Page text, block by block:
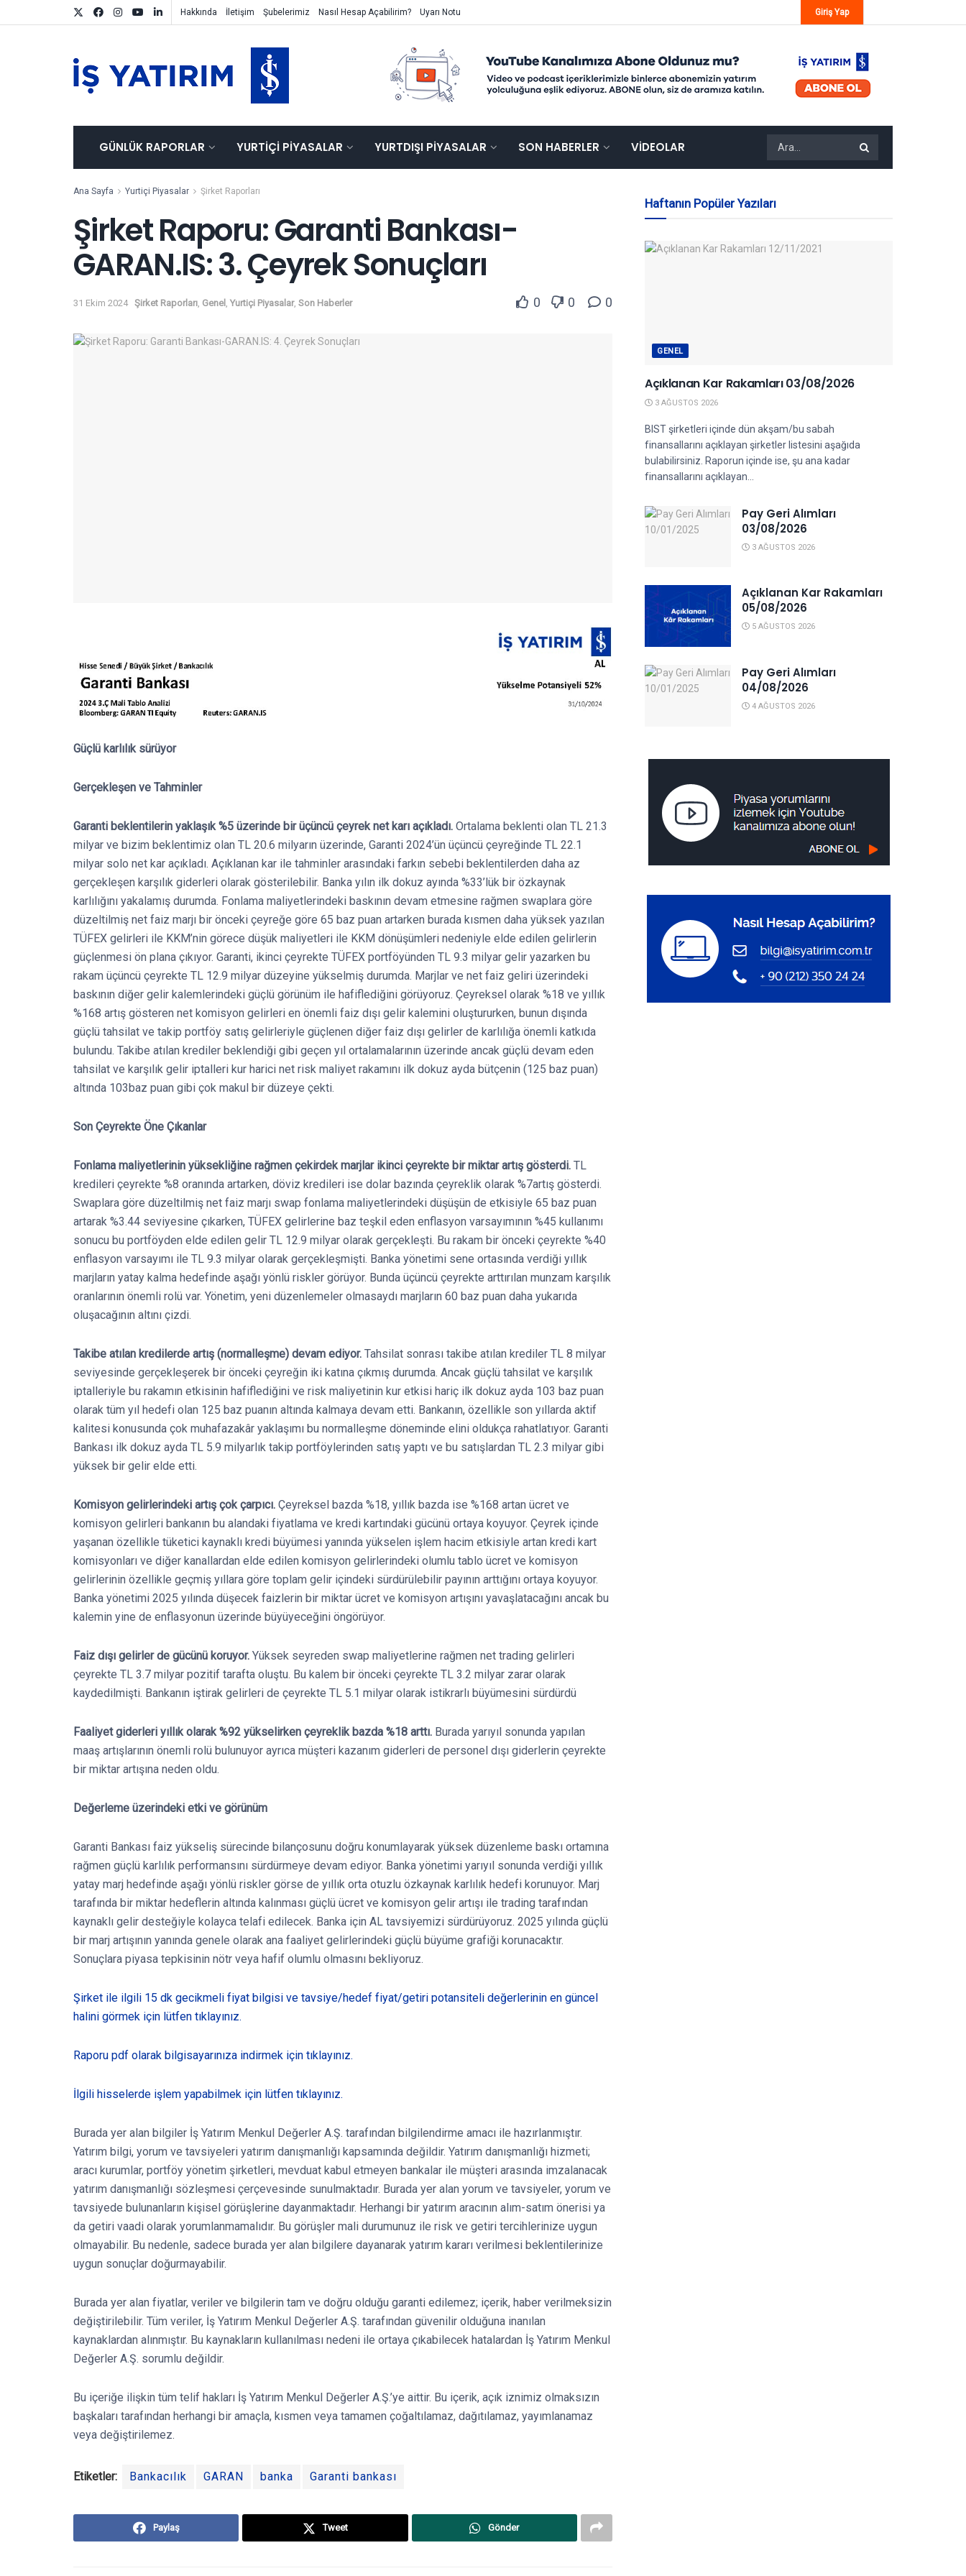
Hakkında İletişim Şubelerimiz Nasıl Hesap Açabilirim? Uyarı Notu Giriş Yap
GÜNLÜK RAPORLAR YURTIÇI PIYASALAR YURTDIŞI PIYASALAR SON HABERLER VIDEOLAR
Ana Sayfa Yurtiçi Piyasalar Şirket Raporları
Şirket Raporu: Garanti Bankası-
GARAN.IS: 3. Çeyrek Sonuçları
31 Ekim 2024 Şirket Raporları Genel Yurtiçi Piyasalar, Son Haberler 0 0 0
Güçlü karlılık sürüyor
Gerçekleşen ve Tahminler
Garanti beklentilerin yaklaşık %5 üzerinde bir üçüncü çeyrek net karı açıkladı. Ortalama beklenti olan TL 21.3
milyar ve bizim beklentimiz olan TL 20.6 milyarın üzerinde, Garanti 2024’ün üçüncü çeyreğinde TL 22.1
milyar solo net kar açıkladı. Açıklanan kar ile tahminler arasındaki farkın sebebi beklentilerden daha az
gerçekleşen karşılık giderleri olarak gösterilebilir. Banka yılın ilk dokuz ayında %33’lük bir özkaynak
karlılığını yakalamış durumda. Fonlama maliyetlerindeki baskının devam etmesine rağmen swaplara göre
düzeltilmiş net faiz marjı bir önceki çeyreğe göre 65 baz puan artarken burada kısmen daha yüksek yazılan
TÜFEX gelirleri ile KKM’nin görece düşük maliyetleri ile KKM dönüşümleri nedeniyle elde edilen gelirlerin
güçlenmesi ön plana çıkıyor. Garanti, ikinci çeyrekte TÜFEX portföyünden TL 9.3 milyar gelir yazarken bu
rakam üçüncü çeyrekte TL 12.9 milyar düzeyine yükselmiş durumda. Marjlar ve net faiz geliri üzerindeki
baskının diğer gelir kalemlerindeki güçlü görünüm ile hafiflediğini görüyoruz. Çeyreksel olarak %18 ve yıllık
%168 artış gösteren net komisyon gelirleri en önemli faiz dışı gelir kalemini oluştururken, bunun dışında
güçlü tahsilat ve takip portföy satış gelirleriyle güçlenen diğer faiz dışı gelirler de karlılığa önemli katkıda
bulundu. Takibe atılan krediler beklendiği gibi geçen yıl ortalamalarının üzerinde ancak güçlü devam eden
tahsilat ve karşılık gelir iptalleri kur harici net risk maliyet rakamını ilk dokuz ayda bütçenin (125 baz puan)
altında 103baz puan gibi çok makul bir düzeye çekti.
Son Çeyrekte Öne Çıkanlar
Fonlama maliyetlerinin yüksekliğine rağmen çekirdek marjlar ikinci çeyrekte bir miktar artış gösterdi. TL
kredileri çeyrekte %8 oranında artarken, döviz kredileri ise dolar bazında çeyreklik olarak %7artış gösterdi.
Swaplara göre düzeltilmiş net faiz marjı swap fonlama maliyetlerindeki düşüşün de etkisiyle 65 baz puan
artarak %3.44 seviyesine çıkarken, TÜFEX gelirlerine baz teşkil eden enflasyon varsayımının %45 kullanımı
sonucu bu portföyden elde edilen gelir TL 12.9 milyar olarak gerçekleşti. Bu rakam bir önceki çeyrekte %40
enflasyon varsayımı ile TL 9.3 milyar olarak gerçekleşmişti. Banka yönetimi sene ortasında verdiği yıllık
marjların yatay kalma hedefinde aşağı yönlü riskler görüyor. Bunda üçüncü çeyrekte arttırılan munzam karşılık
oranlarının önemli rolü var. Yönetim, yeni düzenlemeler olmasaydı marjların 60 baz puan daha yukarıda
oluşacağının altını çizdi.
Takibe atılan kredilerde artış (normalleşme) devam ediyor. Tahsilat sonrası takibe atılan krediler TL 8 milyar
seviyesinde gerçekleşerek bir önceki çeyreğin iki katına çıkmış durumda. Ancak güçlü tahsilat ve karşılık
iptalleriyle bu rakamın etkisinin hafiflediğini ve risk maliyetinin kur etkisi hariç ilk dokuz ayda 103 baz puan
olarak tüm yıl hedefi olan 125 baz puanın altında kalmaya devam etti. Bankanın, özellikle son yıllarda aktif
kalitesi konusunda çok muhafazakâr yaklaşımı bu normalleşme döneminde elini oldukça rahatlatıyor. Garanti
Bankası ilk dokuz ayda TL 5.9 milyarlık takip portföylerinden satış yaptı ve bu satışlardan TL 2.3 milyar gibi
yüksek bir gelir elde etti.
Komisyon gelirlerindeki artış çok çarpıcı. Çeyreksel bazda %18, yıllık bazda ise %168 artan ücret ve
komisyon gelirleri bankanın bu alandaki fiyatlama ve kredi kartındaki gücünü ortaya koyuyor. Çeyrek içinde
yaşanan özellikle tüketici kaynaklı kredi büyümesi yanında yükselen işlem hacim etkisiyle artan kredi kart
komisyonları ve diğer kanallardan elde edilen komisyon gelirlerindeki olumlu tablo ücret ve komisyon
gelirlerinin özellikle geçmiş yıllara göre toplam gelir içindeki sürdürülebilir payının arttığını ortaya koyuyor.
Banka yönetimi 2025 yılında düşecek faizlerin bir miktar ücret ve komisyon artışını yavaşlatacağını ancak bu
kalemin yine de enflasyonun üzerinde büyüyeceğini öngörüyor.
Faiz dışı gelirler de gücünü koruyor. Yüksek seyreden swap maliyetlerine rağmen net trading gelirleri
çeyrekte TL 3.7 milyar pozitif tarafta oluştu. Bu kalem bir önceki çeyrekte TL 3.2 milyar zarar olarak
kaydedilmişti. Bankanın iştirak gelirleri de çeyrekte TL 5.1 milyar olarak istikrarlı büyümesini sürdürdü
Faaliyet giderleri yıllık olarak %92 yükselirken çeyreklik bazda %18 arttı. Burada yarıyıl sonunda yapılan
maaş artışlarının önemli rolü bulunuyor ayrıca müşteri kazanım giderleri de personel dışı giderlerin çeyrekte
bir miktar artışına neden oldu.
Değerleme üzerindeki etki ve görünüm
Garanti Bankası faiz yükseliş sürecinde bilançosunu doğru konumlayarak yüksek düzenleme baskı ortamına
rağmen güçlü karlılık performansını sürdürmeye devam ediyor. Banka yönetimi yarıyıl sonunda verdiği yıllık
yatay marj hedefinde aşağı yönlü riskler görse de yıllık orta otuzlu özkaynak karlılık hedefi korunuyor. Marj
tarafında bir miktar hedeflerin altında kalınması güçlü ücret ve komisyon gelir artışı ile trading tarafından
kaynaklı gelir desteğiyle kolayca telafi edilecek. Banka için AL tavsiyemizi sürdürüyoruz. 2025 yılında güçlü
bir marj artışının yanında genele olarak ana faaliyet gelirlerindeki güçlü büyüme grafiği korunacaktır.
Sonuçlara piyasa tepkisinin nötr veya hafif olumlu olmasını bekliyoruz.
Şirket ile ilgili 15 dk gecikmeli fiyat bilgisi ve tavsiye/hedef fiyat/getiri potansiteli değerlerinin en güncel
halini görmek için lütfen tıklayınız.
Raporu pdf olarak bilgisayarınıza indirmek için tıklayınız.
İlgili hisselerde işlem yapabilmek için lütfen tıklayınız.
Burada yer alan bilgiler İş Yatırım Menkul Değerler A.Ş. tarafından bilgilendirme amacı ile hazırlanmıştır.
Yatırım bilgi, yorum ve tavsiyeleri yatırım danışmanlığı kapsamında değildir. Yatırım danışmanlığı hizmeti;
aracı kurumlar, portföy yönetim şirketleri, mevduat kabul etmeyen bankalar ile müşteri arasında imzalanacak
yatırım danışmanlığı sözleşmesi çerçevesinde sunulmaktadır. Burada yer alan yorum ve tavsiyeler, yorum ve
tavsiyede bulunanların kişisel görüşlerine dayanmaktadır. Herhangi bir yatırım aracının alım-satım önerisi ya
da getiri vaadi olarak yorumlanmamalıdır. Bu görüşler mali durumunuz ile risk ve getiri tercihlerinize uygun
olmayabilir. Bu nedenle, sadece burada yer alan bilgilere dayanarak yatırım kararı verilmesi beklentilerinize
uygun sonuçlar doğurmayabilir.
Burada yer alan fiyatlar, veriler ve bilgilerin tam ve doğru olduğu garanti edilemez; içerik, haber verilmeksizin
değiştirilebilir. Tüm veriler, İş Yatırım Menkul Değerler A.Ş. tarafından güvenilir olduğuna inanılan
kaynaklardan alınmıştır. Bu kaynakların kullanılması nedeni ile ortaya çıkabilecek hatalardan İş Yatırım Menkul
Değerler A.Ş. sorumlu değildir.
Bu içeriğe ilişkin tüm telif hakları İş Yatırım Menkul Değerler A.Ş.’ye aittir. Bu içerik, açık iznimiz olmaksızın
başkaları tarafından herhangi bir amaçla, kısmen veya tamamen çoğaltılamaz, dağıtılamaz, yayımlanamaz
veya değiştirilemez.
Etiketler: Bankacılık GARAN banka Garanti bankası
Paylaş Tweet Gönder
Haftanın Popüler Yazıları
GENEL
Açıklanan Kar Rakamları 03/08/2026
3 AĞUSTOS 2026
BIST şirketleri içinde dün akşam/bu sabah
finansallarını açıklayan şirketler listesini aşağıda
bulabilirsiniz. Raporun içinde ise, şu ana kadar
finansallarını açıklayan...
Pay Geri Alımları
03/08/2026
3 AĞUSTOS 2026
Açıklanan Kar Rakamları
05/08/2026
5 AĞUSTOS 2026
Pay Geri Alımları
04/08/2026
4 AĞUSTOS 2026